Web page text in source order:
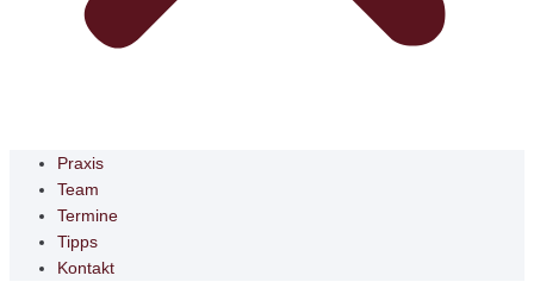
Praxis
Team
Termine
Tipps
Kontakt